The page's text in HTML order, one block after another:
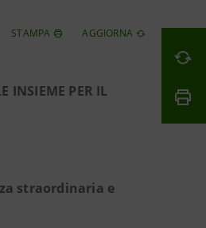
STAMPA AGGIORNA
INSIEME PER IL
straordinaria e